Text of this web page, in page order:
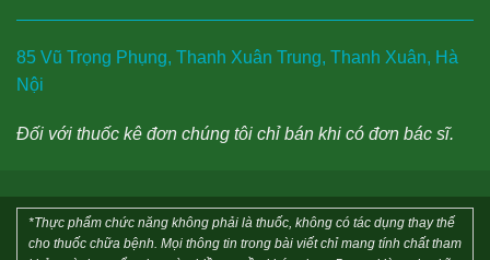
85 Vũ Trọng Phụng, Thanh Xuân Trung, Thanh Xuân, Hà
Nội
Đối với thuốc kê đơn chúng tôi chỉ bán khi có đơn bác sĩ.
*Thực phẩm chức năng không phải là thuốc, không có tác dụng thay thế
cho thuốc chữa bệnh. Mọi thông tin trong bài viết chỉ mang tính chất tham